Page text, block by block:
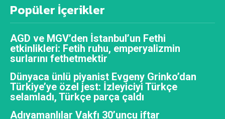
Popüler İçerikler
AGD ve MGV’den İstanbul’un Fethi
etkinlikleri: Fetih ruhu, emperyalizmin
surlarını fethetmektir
Dünyaca ünlü piyanist Evgeny Grinko’dan
Türkiye’ye özel jest: İzleyiciyi Türkçe
selamladı, Türkçe parça çaldı
Adıyamanlılar Vakfı 30’uncu iftar